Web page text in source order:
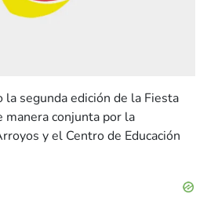
segunda edición de la Fiesta
manera conjunta por la
y el Centro de Educación